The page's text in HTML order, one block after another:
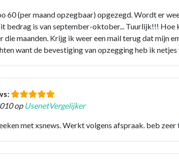
60 (per maand opzegbaar) opgezegd. Wordt er
bedrag is van september-oktober... Tuurlijk!!! Hoe
maanden. Krijg ik weer een mail terug dat mijn
want de bevestiging van opzegging heb ik
op UsenetVergelijker
met xsnews. Werkt volgens afspraak. beb zeer